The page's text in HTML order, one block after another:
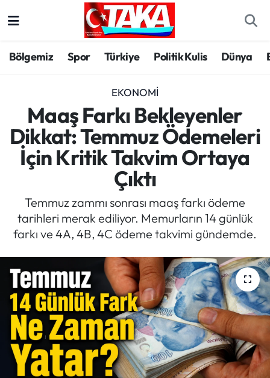
Bölgemiz Spor Türkiye Politik Kulis Dünya
EKONOMI
Maaş Farkı Bekleyenler
Dikkat: Temmuz Ödemeleri
İçin Kritik Takvim Ortaya
Çıktı
Temmuz zammı sonrası maaş farkı ödeme
tarihleri merak ediliyor. Memurların 14 günlük
farkı ve 4A, 4B, 4C ödeme takvimi gündemde.
Spor
Türkiye
Kültür/Sanat
Politika
Politik Kulis
Dünya
Mektup Galeri
Röportaj
Manşet
Trabzon Hava Durumu
Trabzon Trafik Yoğunluk Haritası
Süper Lig Puan Durumu ve Fikstür
Tüm Manşetler
Son Dakika Haberleri
Haber Arşivi